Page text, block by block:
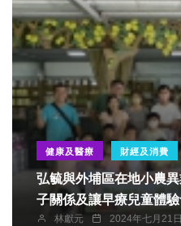
健康及醫療 財經及消費
弘毓與外埔區在地小農
子關係及讓早療兒童體
林獻元 2024年七月21日